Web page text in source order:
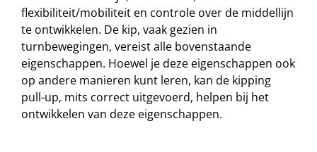
flexibiliteit/mobiliteit en controle over de middellijn
te ontwikkelen. De kip, vaak gezien in
turnbewegingen, vereist alle bovenstaande
eigenschappen. Hoewel je deze eigenschappen ook
op andere manieren kunt leren, kan de kipping
pull-up, mits correct uitgevoerd, helpen bij het
ontwikkelen van deze eigenschappen.